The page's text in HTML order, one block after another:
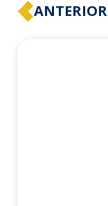
ANTERIOR